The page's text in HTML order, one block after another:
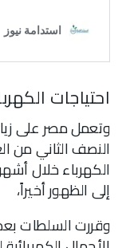
احتياجات
وتعمل مصر على
النصف الثاني من
الكهرباء خلال
إلى الظهور أخيراً،
وقررت السلطات